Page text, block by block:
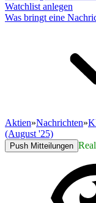
Watchlist anlegen
Was bringt eine
Aktien»Nachrichten»
(August '25)
Push Mitteilungen